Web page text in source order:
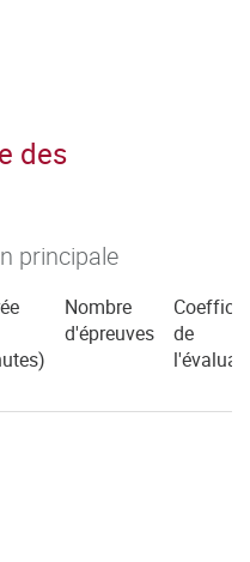
des
principale
Nombre
d'épreuves
de